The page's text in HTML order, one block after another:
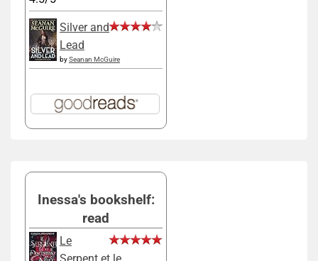
Silver and
Lead
bySeanan McGuire
Inessa's bookshelf:
read
Le
Serpent et le